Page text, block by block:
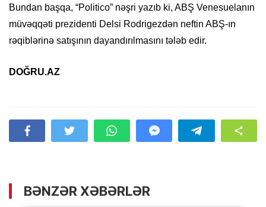
Bundan başqa, “Politico” nəşri yazıb ki, ABŞ Venesuelanın
müvəqqəti prezidenti Delsi Rodrigezdən neftin ABŞ-ın
rəqiblərinə satışının dayandırılmasını tələb edir.
DOĞRU.AZ
BƏNZƏR XƏBƏRLƏR